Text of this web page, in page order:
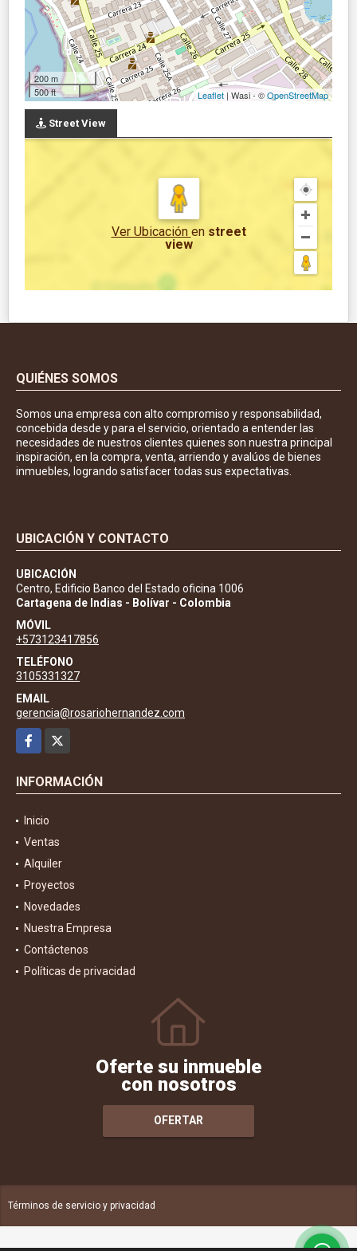
200 m
500 ft
Leaflet | Wasi - ©OpenStreetMap
Street View
Ver Ubicación en street
view
QUIÉNES SOMOS
Somos una empresa con alto compromiso y responsabilidad,
concebida desde y para el servicio, orientado a entender las
necesidades de nuestros clientes quienes son nuestra principal
inspiración, en la compra, venta, arriendo y avalúos de bienes
inmuebles, logrando satisfacer todas sus expectativas.
UBICACIÓN Y CONTACTO
UBICACIÓN
Centro, Edificio Banco del Estado oficina 1006
Cartagena de Indias - Bolívar - Colombia
MÓVIL
+573123417856
TELÉFONO
3105331327
EMAIL
gerencia@rosariohernandez.com
Facebook
INFORMACIÓN
Inicio
Ventas
Alquiler
Proyectos
Novedades
Nuestra Empresa
Contáctenos
Políticas de privacidad
Oferte su inmueble
con nosotros
OFERTAR
Términos de servicio y privacidad